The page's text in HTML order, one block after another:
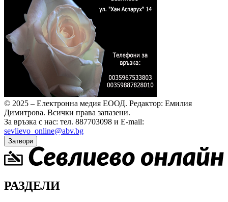
© 2025 – Електронна медия ЕООД. Редактор: Емилия
Димитрова. Всички права запазени.
За връзка с нас: тел. 887703098 и E-mail:
sevlievo_online@abv.bg
Затвори
РАЗДЕЛИ